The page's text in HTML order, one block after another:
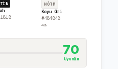
NÖTR
Koyu Gri
#484848
4%
70
Uyumlu